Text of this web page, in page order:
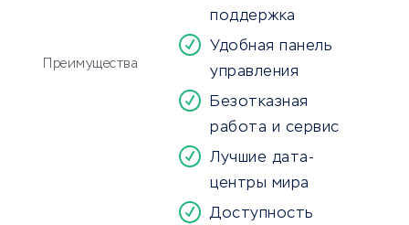
Преимущества
поддержка
Удобная панель
управления
Безотказная
работа и сервис
Лучшие дата-
центры мира
Доступность